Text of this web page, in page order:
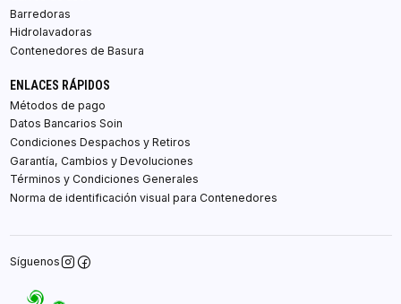
Barredoras
Hidrolavadoras
Contenedores de Basura
ENLACES RÁPIDOS
Métodos de pago
Datos Bancarios Soin
Condiciones Despachos y Retiros
Garantía, Cambios y Devoluciones
Términos y Condiciones Generales
Norma de identificación visual para Contenedores
Síguenos